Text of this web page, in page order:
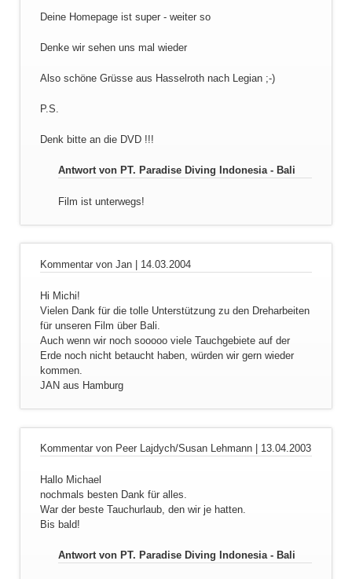
Deine Homepage ist super - weiter so
Denke wir sehen uns mal wieder
Also schöne Grüsse aus Hasselroth nach Legian ;-)
P.S.
Denk bitte an die DVD !!!
Antwort von PT. Paradise Diving Indonesia - Bali
Film ist unterwegs!
Kommentar von Jan | 14.03.2004
Hi Michi!
Vielen Dank für die tolle Unterstützung zu den Dreharbeiten
für unseren Film über Bali.
Auch wenn wir noch sooooo viele Tauchgebiete auf der
Erde noch nicht betaucht haben, würden wir gern wieder
kommen.
JAN aus Hamburg
Kommentar von Peer Lajdych/Susan Lehmann | 13.04.2003
Hallo Michael
nochmals besten Dank für alles.
War der beste Tauchurlaub, den wir je hatten.
Bis bald!
Antwort von PT. Paradise Diving Indonesia - Bali